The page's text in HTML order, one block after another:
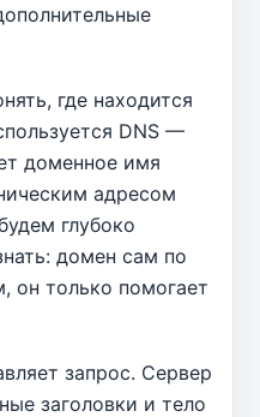
где находится
DNS —
доменное имя
адресом
глубоко
домен сам по
он только помогает
запрос. Сервер
заголовки и тело